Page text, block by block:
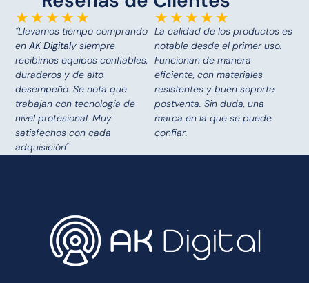
☆ ☆ ☆ ☆ ☆
"Llevamos tiempo comprando
enAK Digitaly siempre
recibimos equipos confiables,
duraderos y de alto
desempeño. Se nota que
trabajan con tecnología de
nivel profesional. Muy
satisfechos con cada
adquisición"
★ ★ ★ ★ ★
La calidad de los productos es
notable desde el primer uso.
Funcionan de manera
eficiente, con materiales
resistentes y buen soporte
postventa. Sin duda, una
marca en la que se puede
confiar.